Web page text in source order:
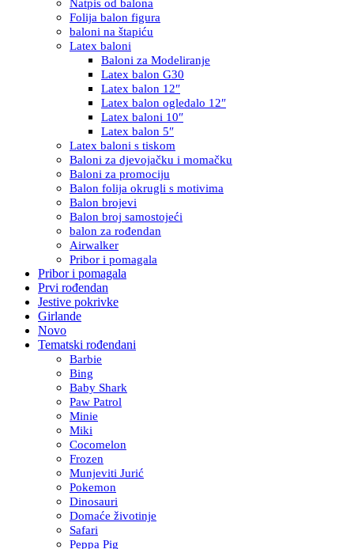
Natpis od balona
Folija balon figura
baloni na štapiću
Latex baloni
Baloni za Modeliranje
Latex balon G30
Latex balon 12″
Latex balon ogledalo 12″
Latex baloni 10″
Latex balon 5″
Latex baloni s tiskom
Baloni za djevojačku i momačku
Baloni za promociju
Balon folija okrugli s motivima
Balon brojevi
Balon broj samostojeći
balon za rođendan
Airwalker
Pribor i pomagala
Pribor i pomagala
Prvi rođendan
Jestive pokrivke
Girlande
Novo
Tematski rođendani
Barbie
Bing
Baby Shark
Paw Patrol
Minie
Miki
Cocomelon
Frozen
Munjeviti Jurić
Pokemon
Dinosauri
Domaće životinje
Safari
Peppa Pig